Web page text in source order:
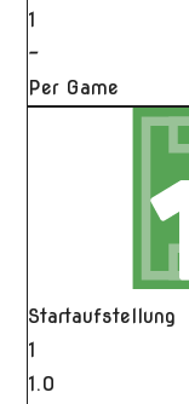
1
-
Per Game
Startaufstellung
1
1.0